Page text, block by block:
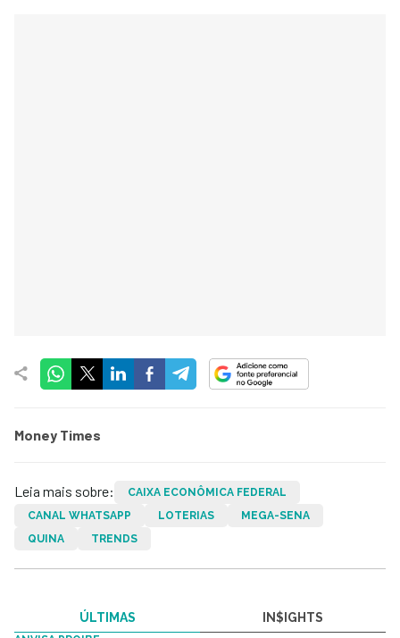
Money Times
Leia mais sobre:
CAIXA ECONÔMICA FEDERAL
CANAL WHATSAPP
LOTERIAS
MEGA-SENA
QUINA
TRENDS
ÚLTIMAS IN$IGHTS